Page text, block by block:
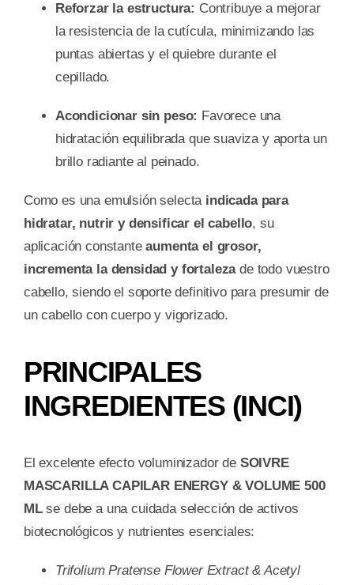
Reforzar la estructura: Contribuye a mejorar
la resistencia de la cutícula, minimizando las
puntas abiertas y el quiebre durante el
cepillado.
Acondicionar sin peso: Favorece una
hidratación equilibrada que suaviza y aporta un
brillo radiante al peinado.
Como es una emulsión selecta indicada para
hidratar, nutrir y densificar el cabello, su
aplicación constanteaumenta el grosor,
incrementa la densidad y fortalezade todo vuestro
cabello, siendo el soporte definitivo para presumir de
un cabello con cuerpo y vigorizado.
PRINCIPALES
INGREDIENTES (INCI)
El excelente efecto voluminizador de SOIVRE
MASCARILLA CAPILAR ENERGY & VOLUME 500
MLse debe a una cuidada selección de activos
biotecnológicos y nutrientes esenciales:
Trifolium Pratense Flower Extract & Acetyl